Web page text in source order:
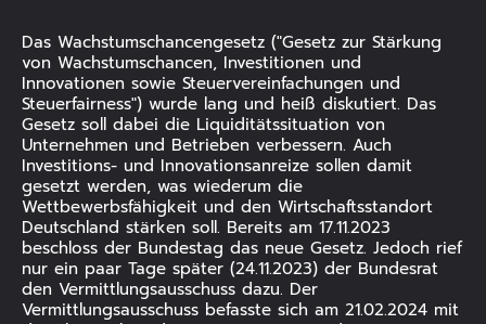
Das Wachstumschancengesetz ("Gesetz zur Stärkung
von Wachstumschancen, Investitionen und
Innovationen sowie Steuervereinfachungen und
Steuerfairness") wurde lang und heiß diskutiert. Das
Gesetz soll dabei die Liquiditätssituation von
Unternehmen und Betrieben verbessern. Auch
Investitions- und Innovationsanreize sollen damit
gesetzt werden, was wiederum die
Wettbewerbsfähigkeit und den Wirtschaftsstandort
Deutschland stärken soll. Bereits am 17.11.2023
beschloss der Bundestag das neue Gesetz. Jedoch rief
nur ein paar Tage später (24.11.2023) der Bundesrat
den Vermittlungsausschuss dazu. Der
Vermittlungsausschuss befasste sich am 21.02.2024 mit